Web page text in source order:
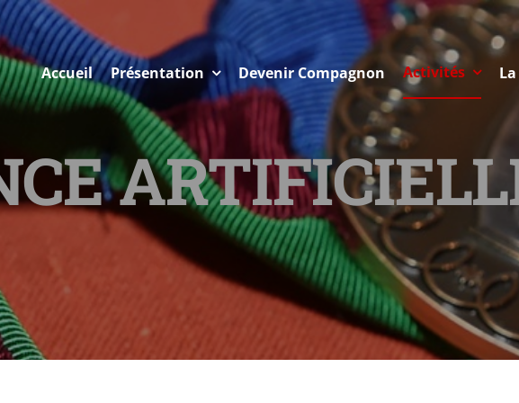
Accueil Présentation Devenir Compagnon Activités